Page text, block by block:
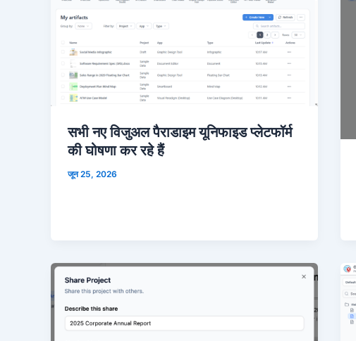
सभी नए विजुअल पैराडाइम यूनिफाइड प्लेटफॉर्म
की घोषणा कर रहे हैं
जून 25, 2026